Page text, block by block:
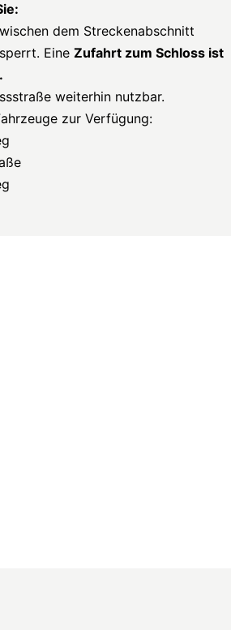
dem Streckenabschnitt
Eine Zufahrt zum Schloss ist
weiterhin nutzbar.
zur Verfügung: